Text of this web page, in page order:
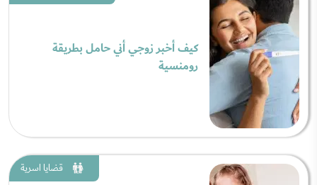
كيف أخبر زوجي أني حامل بطريقة
رومنسية
قضايا اسرية